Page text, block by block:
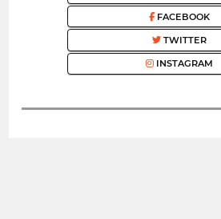
FACEBOOK
TWITTER
INSTAGRAM